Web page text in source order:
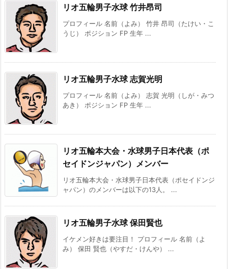
リオ五輪男子水球 竹井昂司
プロフィール 名前（よみ） 竹井 昂司（たけい・こ
うじ） ポジション FP 生年 ...
リオ五輪男子水球 志賀光明
プロフィール 名前（よみ） 志賀 光明（しが・みつ
あき） ポジション FP 生年 ...
リオ五輪本大会・水球男子日本代表（ポ
セイドンジャパン）メンバー
リオ五輪本大会・水球男子日本代表（ポセイドンジ
ャパン）のメンバーは以下の13人。 ...
リオ五輪男子水球 保田賢也
イケメン好きは要注目！ プロフィール 名前（よ
み） 保田 賢也（やすだ・けんや） ...